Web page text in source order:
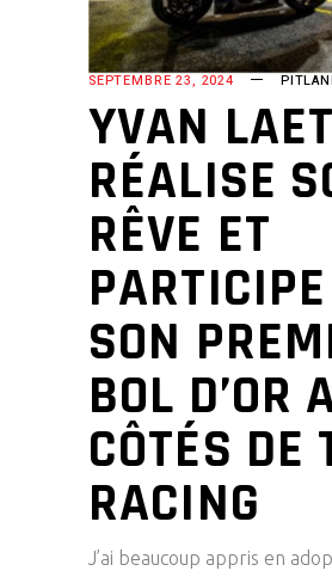
SEPTEMBRE 23, 2024
YVAN
RÉALISE
RÊVE ET
SON
BOL D’OR
CÔTÉS DE
RACING
J’ai beaucoup appris en